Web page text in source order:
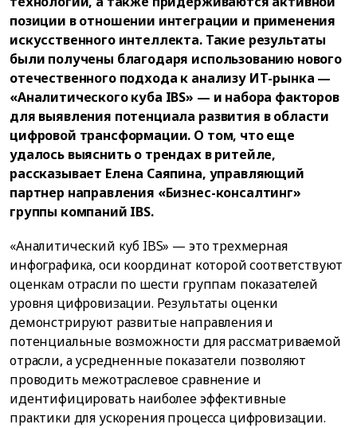
позиции в отношении интеграции и применения
искусственного интеллекта. Такие результаты
были получены благодаря использованию нового
отечественного подхода к анализу ИТ-рынка —
«Аналитического куба IBS» — и набора факторов
для выявления потенциала развития в области
цифровой трансформации. О том, что еще
удалось выяснить о трендах в ритейле,
рассказывает Елена Саяпина, управляющий
партнер направления «Бизнес-консалтинг»
группы компаний IBS.
«Аналитический куб IBS» — это трехмерная
инфографика, оси координат которой соответствуют
оценкам отрасли по шести группам показателей
уровня цифровизации. Результаты оценки
демонстрируют развитые направления и
потенциальные возможности для рассматриваемой
отрасли, а усредненные показатели позволяют
проводить межотраслевое сравнение и
идентифицировать наиболее эффективные
практики для ускорения процесса цифровизации.